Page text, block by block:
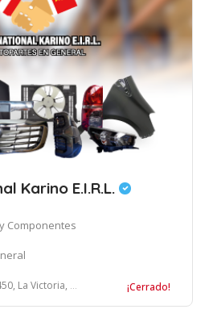
Karino E.I.R.L.
Componentes
La Victoria, Lima ¡Cerrado!